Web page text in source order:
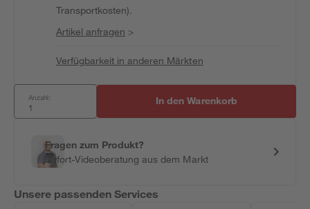
Transportkosten).
Artikel anfragen >
Verfügbarkeit in anderen Märkten
Anzahl: In den Warenkorb
Fragen zum Produkt?
Sofort-Videoberatung aus dem Markt
Unsere passenden Services